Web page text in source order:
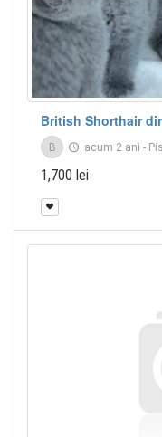
British Shorthair
B acum 2 ani -
1,700 lei